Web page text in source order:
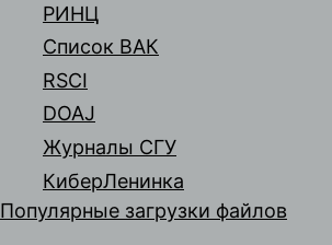
РИНЦ
Список ВАК
RSCI
DOAJ
Журналы СГУ
КиберЛенинка
Популярные загрузки файлов